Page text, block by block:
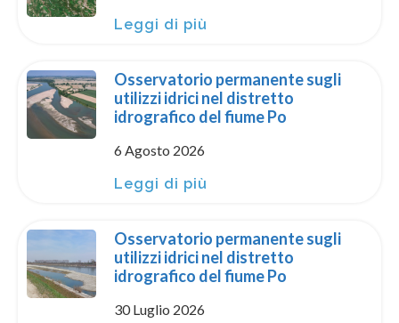
Leggi di più
Osservatorio permanente sugli
utilizzi idrici nel distretto
idrografico del fiume Po
6 Agosto 2026
Leggi di più
Osservatorio permanente sugli
utilizzi idrici nel distretto
idrografico del fiume Po
30 Luglio 2026